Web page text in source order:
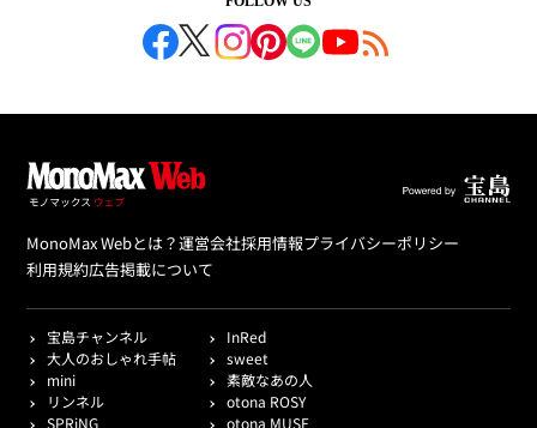
MonoMax Webとは？運営会社採用情報プライバシーポリシー
利用規約広告掲載について
宝島チャンネル
InRed
大人のおしゃれ手帖
sweet
mini
素敵なあの人
リンネル
otona ROSY
SPRiNG
otona MUSE